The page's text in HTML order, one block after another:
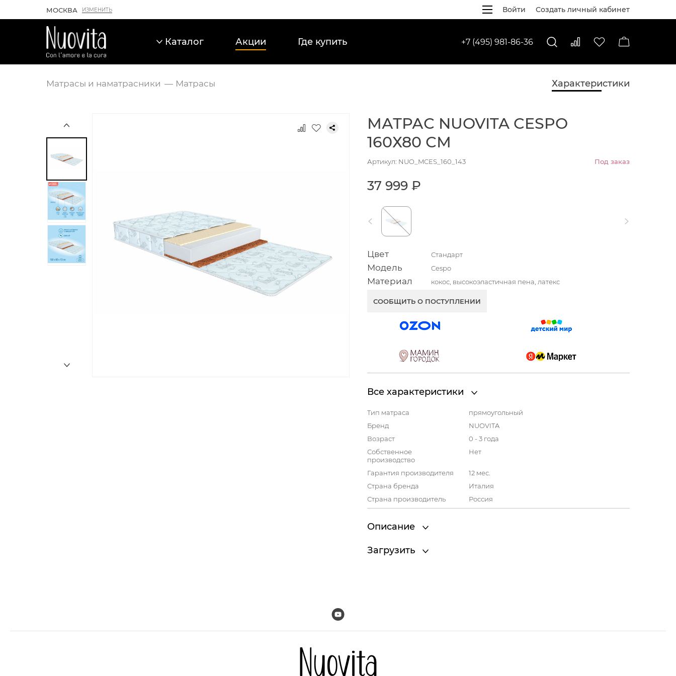
МОСКВА ИЗМЕНИТЬ Войти Создать личный кабинет
Каталог Акции Где купить +7 (495) 981-86-36
Матрасы и наматрасники Матрасы Характеристики
Карточка товара
МАТРАС NUOVITA CESPO
160Х80 СМ
Артикул: NUO_MCES_160_143 Под заказ
37 999 ₽
Цвет Стандарт
Модель Cespo
Материал кокос, высокоэластичная пена, латекс
СООБЩИТЬ О ПОСТУПЛЕНИИ
Все характеристики
Тип матраса
прямоугольный
Бренд
NUOVITA
Возраст
0 - 3 года
Собственное
производство
Нет
Гарантия производителя
12 мес.
Страна бренда
Италия
Страна производитель
Россия
Описание
Загрузить